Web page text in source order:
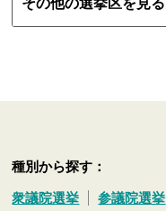
種別から探す：
衆議院選挙 参議院選挙